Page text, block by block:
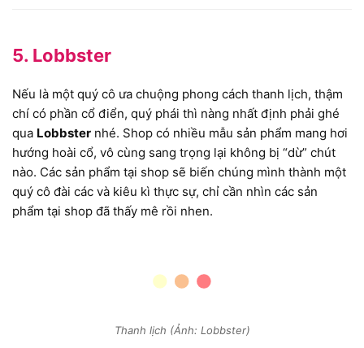
5. Lobbster
Nếu là một quý cô ưa chuộng phong cách thanh lịch, thậm
chí có phần cổ điển, quý phái thì nàng nhất định phải ghé
qua Lobbster nhé. Shop có nhiều mẫu sản phẩm mang hơi
hướng hoài cổ, vô cùng sang trọng lại không bị “dừ” chút
nào. Các sản phẩm tại shop sẽ biến chúng mình thành một
quý cô đài các và kiêu kì thực sự, chỉ cần nhìn các sản
phẩm tại shop đã thấy mê rồi nhen.
Thanh lịch (Ảnh: Lobbster)